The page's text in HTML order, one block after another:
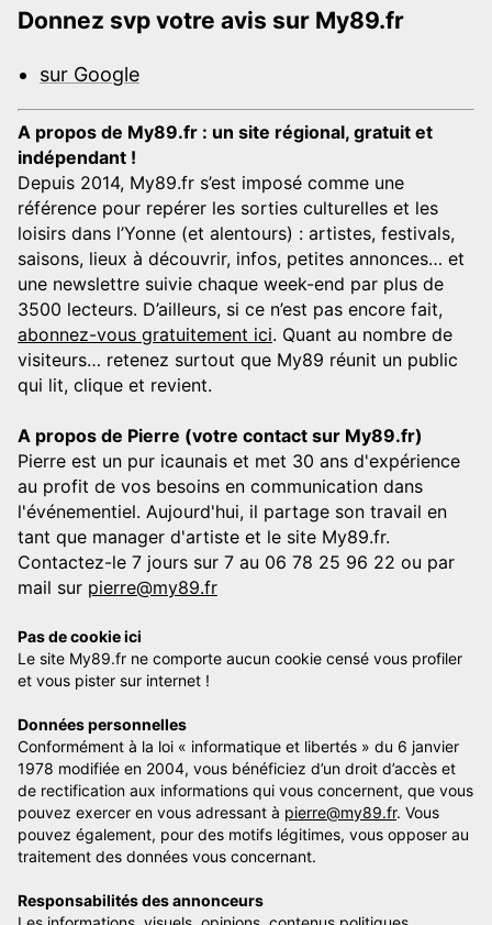
Donnez svp votre avis sur My89.fr
sur Google
A propos de My89.fr : un site régional, gratuit et
indépendant !
Depuis 2014, My89.fr s’est imposé comme une
référence pour repérer les sorties culturelles et les
loisirs dans l’Yonne (et alentours) : artistes, festivals,
saisons, lieux à découvrir, infos, petites annonces… et
une newslettre suivie chaque week-end par plus de
3500 lecteurs. D’ailleurs, si ce n’est pas encore fait,
abonnez-vous gratuitement ici. Quant au nombre de
visiteurs… retenez surtout que My89 réunit un public
qui lit, clique et revient.
A propos de Pierre (votre contact sur My89.fr)
Pierre est un pur icaunais et met 30 ans d'expérience
au profit de vos besoins en communication dans
l'événementiel. Aujourd'hui, il partage son travail en
tant que manager d'artiste et le site My89.fr.
Contactez-le 7 jours sur 7 au 06 78 25 96 22 ou par
mail sur pierre@my89.fr
Pas de cookie ici
Le site My89.fr ne comporte aucun cookie censé vous profiler
et vous pister sur internet !
Données personnelles
Conformément à la loi « informatique et libertés » du 6 janvier
1978 modifiée en 2004, vous bénéficiez d’un droit d’accès et
de rectification aux informations qui vous concernent, que vous
pouvez exercer en vous adressant à pierre@my89.fr. Vous
pouvez également, pour des motifs légitimes, vous opposer au
traitement des données vous concernant.
Responsabilités des annonceurs